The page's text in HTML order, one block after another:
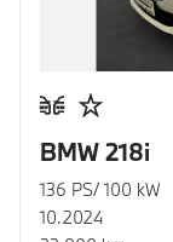
BMW 218i
136 PS/ 100 kW
10.2024